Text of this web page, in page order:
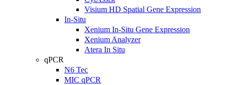
Visium HD Spatial Gene Expression
In-Situ
Xenium In-Situ Gene Expression
Xenium Analyzer
Atera In Situ
qPCR
N6 Tec
MIC qPCR